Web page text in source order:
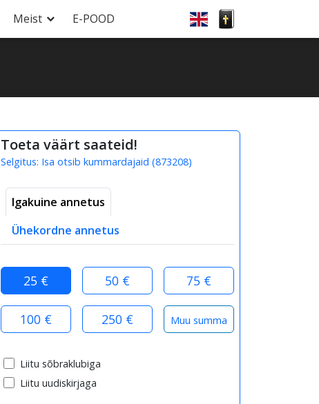
Meist E-POOD
Toeta väärt saateid!
Selgitus: Isa otsib kummardajaid (873208)
Igakuine annetus
Ühekordne annetus
25 € 50 € 75 €
100 € 250 €
Liitu sõbraklubiga
Liitu uudiskirjaga